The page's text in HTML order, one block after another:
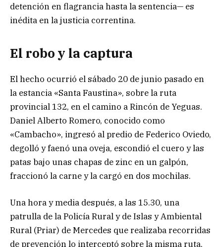
detención en flagrancia hasta la sentencia— es
inédita en la justicia correntina.
El robo y la captura
El hecho ocurrió el sábado 20 de junio pasado en
la estancia «Santa Faustina», sobre la ruta
provincial 132, en el camino a Rincón de Yeguas.
Daniel Alberto Romero, conocido como
«Cambacho», ingresó al predio de Federico Oviedo,
degolló y faenó una oveja, escondió el cuero y las
patas bajo unas chapas de zinc en un galpón,
fraccionó la carne y la cargó en dos mochilas.
Una hora y media después, a las 15.30, una
patrulla de la Policía Rural y de Islas y Ambiental
Rural (Priar) de Mercedes que realizaba recorridas
de prevención lo interceptó sobre la misma ruta,